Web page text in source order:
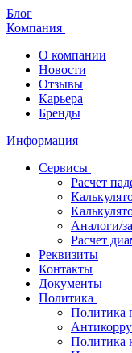
Блог
Компания
О компании
Новости
Отзывы
Карьера
Бренды
Информация
Сервисы
Расчет
Аналоги/
Расчет
Реквизиты
Контакты
Документы
Политика
Политика
Политика